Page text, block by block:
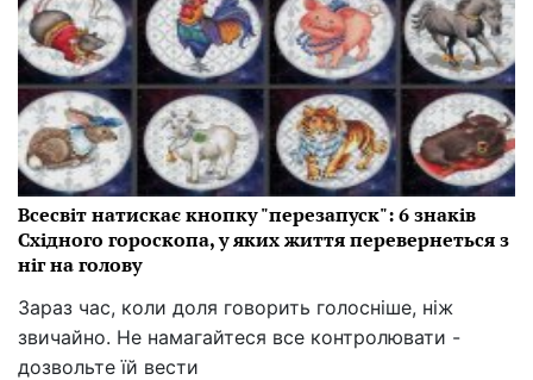
Всесвіт натискає кнопку "перезапуск": 6 знаків
Східного гороскопа, у яких життя перевернеться з
ніг на голову
Зараз час, коли доля говорить голосніше, ніж
звичайно. Не намагайтеся все контролювати -
дозвольте їй вести